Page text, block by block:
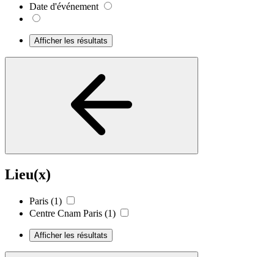
Date d'événement
Afficher les résultats
Lieu(x)
Paris (1)
Centre Cnam Paris (1)
Afficher les résultats